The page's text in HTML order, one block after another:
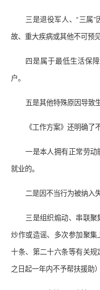
三是退役军人、“三属
故、重大疾病或其他不可预
四是属于最低生活保
户。
五是其他特殊原因导致
《工作方案》还明确了
一是本人拥有正常劳动
就业的。
二是因不当行为被纳入
三是组织煽动、串联
炒作或造谣、多次参加聚
十条、第二十六条等有关
之日起一年内不予帮扶援助）